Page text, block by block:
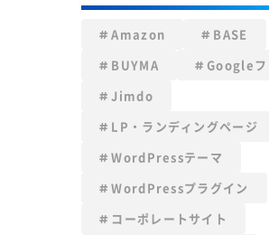
Amazon
BASE
BUYMA
Googleフ
Jimdo
LP・ランディングページ
WordPressテーマ
WordPressプラグイン
コーポレートサイト